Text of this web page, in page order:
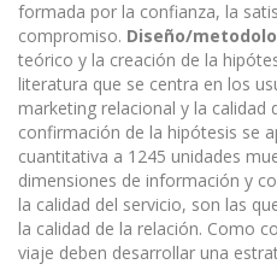
formada por la confianza, la
compromiso. Diseño/
teórico y la creación de la
literatura que se centra en los
marketing relacional y la calidad
confirmación de la hipótesis se
cuantitativa a 1245 unidades
dimensiones de información y
la calidad del servicio, son las
la calidad de la relación. Como
viaje deben desarrollar una